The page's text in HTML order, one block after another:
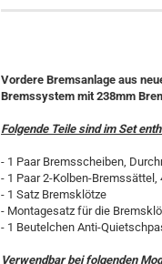
Vordere Bremsanlage aus
Bremssystem mit 238mm
Folgende Teile sind im Set
- 1 Paar Bremsscheiben,
- 1 Paar 2-Kolben-
- 1 Satz Bremsklötze
- Montagesatz für die
- 1 Beutelchen Anti-
Verwendbar bei folgenden